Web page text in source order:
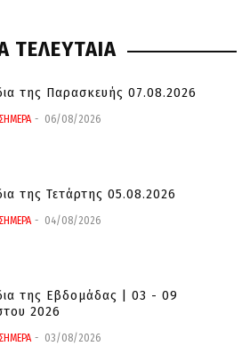
ΤΕΛΕΥΤΑΙΑ
της Παρασκευής 07.08.2026
06/08/2026
της Τετάρτης 05.08.2026
04/08/2026
της Εβδομάδας | 03 - 09
2026
03/08/2026